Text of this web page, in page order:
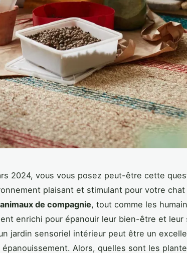
2024, vous vous posez peut-être cette
plaisant et stimulant pour votre chat
animaux de compagnie, tout comme les
enrichi pour épanouir leur bien-être et leur
jardin sensoriel intérieur peut être un
Alors, quelles sont les